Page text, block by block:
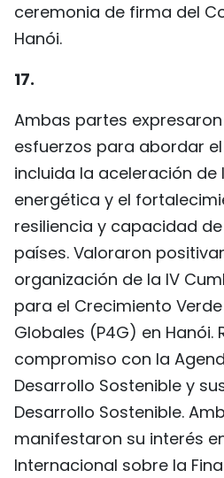
ceremonia de firma del
Hanói.
17.
Ambas partes
esfuerzos para abordar
incluida la aceleración de
energética y el
resiliencia y capacidad
países. Valoraron
organización de la IV
para el Crecimiento
Globales (P4G) en Hanói.
compromiso con la
Desarrollo Sostenible y
Desarrollo Sostenible.
manifestaron su interés
Internacional sobre la